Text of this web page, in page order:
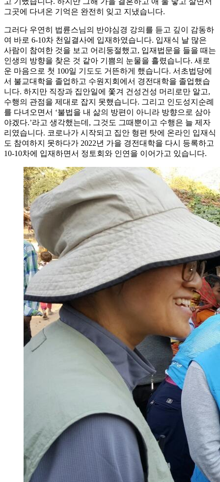
그곳에 다녀온 기억은 완전히 잊고 지냈습니다.
그러다 우연히 법륜스님의 반야심경 강의를 듣고 깊이 감동하
여 바로 6-10차 천일결사에 입재하였습니다. 입재식 날 많은
사람이 참여한 것을 보고 어리둥절했고, 입재법문을 들을 때는
인생의 방향을 찾은 것 같아 기쁨의 눈물을 흘렸습니다. 새로
운 마음으로 첫 100일 기도도 거뜬하게 했습니다. 서초법당에
서 불교대학을 졸업하고 수원지회에서 경전대학을 졸업했습
니다. 하지만 직장과 집안일에 쫓겨 건성건성 머리로만 알고,
수행의 관점을 제대로 잡지 못했습니다. 그리고 인도성지순례
를 다녀오면서 ‘불법을 내 삶의 방편이 아니라 방향으로 삼아
야겠다.’라고 생각했는데, 그것도 그때뿐이고 수행은 늘 제자
리였습니다. 코로나가 시작되고 집안 형편 탓에 온라인 입재식
도 참여하지 못하다가 2022년 가을 경전대학을 다시 등록하고
10-10차에 입재하면서 정토회와 인연을 이어가고 있습니다.